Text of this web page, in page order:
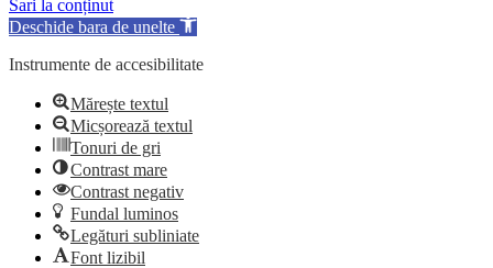
Sari la conținut
Deschide bara de unelte
Instrumente de accesibilitate
Mărește textul
Micșorează textul
Tonuri de gri
Contrast mare
Contrast negativ
Fundal luminos
Legături subliniate
Font lizibil